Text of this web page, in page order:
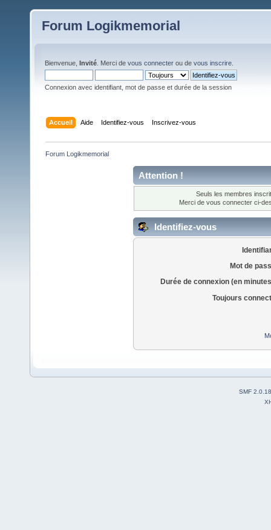
Forum Logikmemorial
Bienvenue, Invité . Merci de vous connecter ou de vous inscrire
Connexion avec identifiant, mot de passe et durée de la session
Accueil Aide Identifiez-vous Inscrivez-vous
Forum Logikmemorial
Attention !
Seuls les membres
Merci de vous connecter ci-
Identifiez-vous
Mot de
Durée de connexion (en
Toujours
SMF 2.0.18